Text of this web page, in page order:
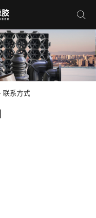
联系方式